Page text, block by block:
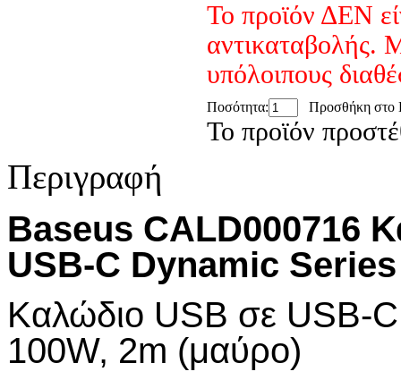
Το προϊόν ΔΕΝ
αντικαταβολής.
υπόλοιπους
Ποσότητα: Προσθήκη στο
Το προϊόν
Περιγραφή
Baseus CALD000716
USB-C Dynamic
Καλώδιο USB σε USB-
100W, 2m (μαύρο)